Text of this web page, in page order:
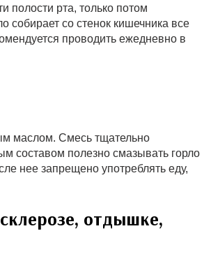
полости рта, только потом
собирает со стенок кишечника все
проводить ежедневно в
маслом. Смесь тщательно
составом полезно смазывать горло
нее запрещено употреблять еду,
отдышке,